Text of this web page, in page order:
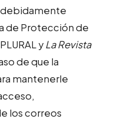
debidamente
de Protección de
yLa Revista
de que la
mantenerle
los correos